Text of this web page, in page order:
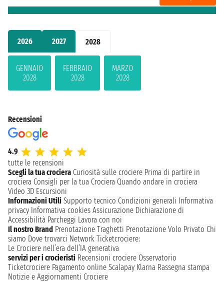
2026 2027 2028
GENNAIO
2028
FEBBRAIO
2028
MARZO
2028
Recensioni
4.9
tutte le recensioni
Scegli la tua crociera Curiosità sulle crociere Prima di partire in
crociera Consigli per la tua Crociera Quando andare in crociera
Video 3D Escursioni
Informazioni Utili Supporto tecnico Condizioni generali Informativa
privacy Informativa cookies Assicurazione Dichiarazione di
Accessibilità Parcheggi Lavora con noi
Il nostro Brand Prenotazione Traghetti Prenotazione Volo Privato Chi
siamo Dove trovarci Network Ticketcrociere:
Le Crociere nell’era dell’IA generativa
servizi per i crocieristi Recensioni crociere Osservatorio
Ticketcrociere Pagamento online Scalapay Klarna Rassegna stampa
Notizie e Aggiornamenti Crociere